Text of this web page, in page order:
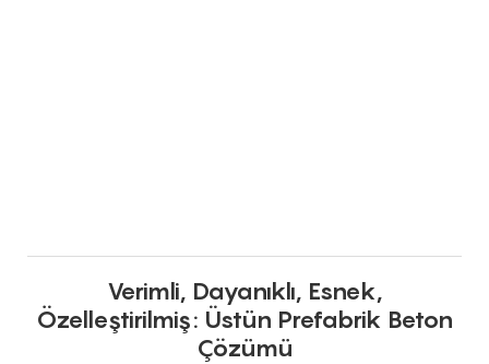
Verimli, Dayanıklı, Esnek,
Özelleştirilmiş: Üstün Prefabrik Beton
Çözümü